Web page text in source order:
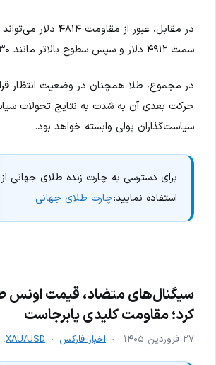
در مقابل، عبور از
سمت ۴۹۱۲ دلار و سپس سطوح بالاتر مانند ۵۱۳۰ دلار هموار کند.
در مجموع، طلا همچنان در وضعیت انتظار
حرکت بعدی آن به شدت به نتایج تحولات
سیاست‌گذاران پولی وابسته خواهد بود.
برای دسترسی به چارت زنده طلای جهانی
استفاده نمایید:چارت طلای جهانی
سیگنال‌های متضاد، قیمت اونس
کرد؛ مقاومت کلیدی پابرجاست
۲۷ فروردین ۱۴۰۵ اخبار فارکس XAU/USD،